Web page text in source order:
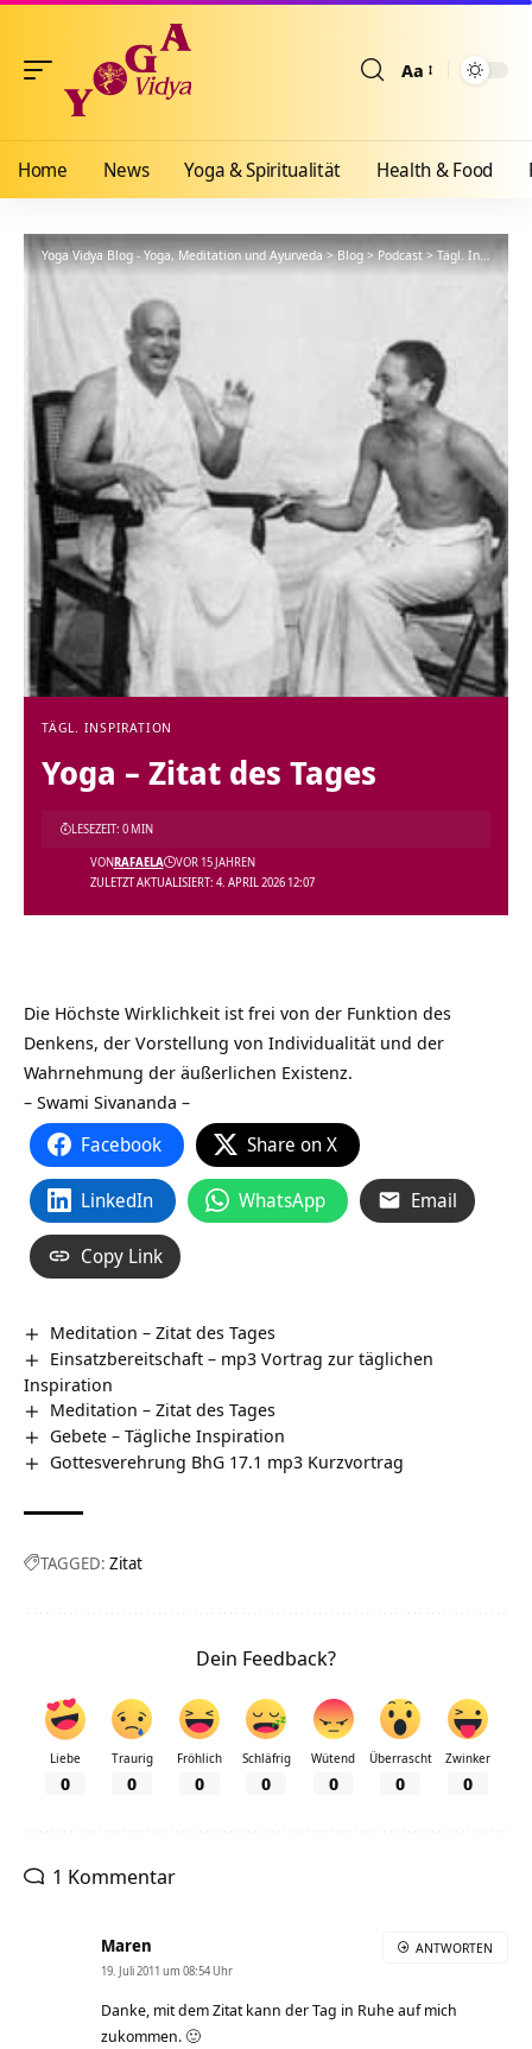
Aa
Home News Yoga & Spiritualität Health & Food
Yoga Vidya Blog - Yoga, Meditation und Ayurveda>Blog>Podcast>Tägl. Inspiration
TÄGL. INSPIRATION
Yoga – Zitat des Tages
ZULETZT AKTUALISIERT: 4. APRIL 2026 12:07
VONRAFAELA VOR 15 JAHREN
LESEZEIT: 0 MIN
Die Höchste Wirklichkeit ist frei von der Funktion des
Denkens, der Vorstellung von Individualität und der
Wahrnehmung der äußerlichen Existenz.
– Swami Sivananda –
Facebook Share on X
LinkedIn WhatsApp Email
Copy Link
Meditation – Zitat des Tages
Einsatzbereitschaft – mp3 Vortrag zur täglichen
Inspiration
Meditation – Zitat des Tages
Gebete – Tägliche Inspiration
Gottesverehrung BhG 17.1 mp3 Kurzvortrag
TAGGED: Zitat
Dein Feedback?
Liebe
0
Traurig
0
Fröhlich
0
Schläfrig
0
Wütend
0
Überrascht
0
Zwinker
0
1 Kommentar
Maren
19. Juli 2011 um 08:54 Uhr
Danke, mit dem Zitat kann der Tag in Ruhe auf mich
zukommen. 🙂
ANTWORTEN